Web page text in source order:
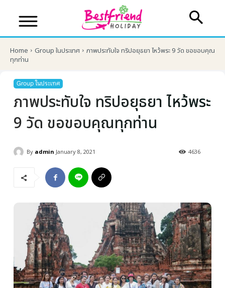
บริษัทเบสเฟรนด์ ฮอลิเดย์
เส้นทางที่ต้องการ
Home Group ในประเทศ
ภาพประทับใจ ทริปอยุธยา ไหว้พระ 9 วัด ขอขอบคุณ
ทุกท่าน
Group ในประเทศ
ภาพประทับใจ ทริปอยุธยา ไหว้พระ
9 วัด ขอขอบคุณทุกท่าน
By admin January 8, 2021 4636